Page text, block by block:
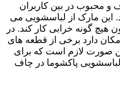
و محبوب در بین کاربران
این مارک از لباسشویی می
هیچ گونه خرابی کار کند. در
دارد برخی از قطعه های
صورت لازم است که برای
پاکشوما در چاف